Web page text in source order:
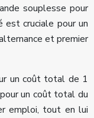
souplesse pour
cruciale pour un
et premier
un coût total de 1
un coût total du
emploi, tout en lui